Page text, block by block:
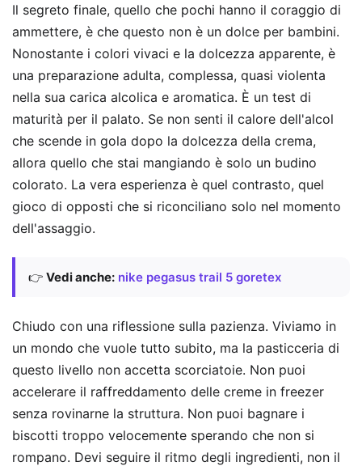
Il segreto finale, quello che pochi hanno il coraggio di
ammettere, è che questo non è un dolce per bambini.
Nonostante i colori vivaci e la dolcezza apparente, è
una preparazione adulta, complessa, quasi violenta
nella sua carica alcolica e aromatica. È un test di
maturità per il palato. Se non senti il calore dell'alcol
che scende in gola dopo la dolcezza della crema,
allora quello che stai mangiando è solo un budino
colorato. La vera esperienza è quel contrasto, quel
gioco di opposti che si riconciliano solo nel momento
dell'assaggio.
👉 Vedi anche: nike pegasus trail 5 goretex
Chiudo con una riflessione sulla pazienza. Viviamo in
un mondo che vuole tutto subito, ma la pasticceria di
questo livello non accetta scorciatoie. Non puoi
accelerare il raffreddamento delle creme in freezer
senza rovinarne la struttura. Non puoi bagnare i
biscotti troppo velocemente sperando che non si
rompano. Devi seguire il ritmo degli ingredienti, non il